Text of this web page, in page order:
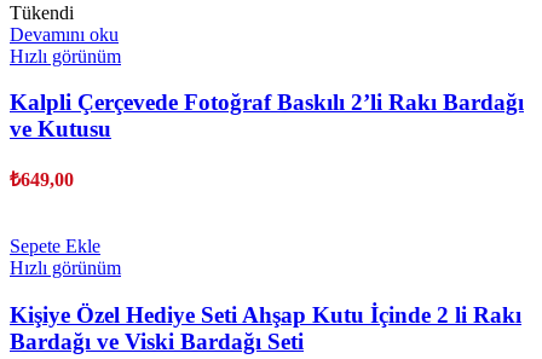
Tükendi
Devamını oku
Hızlı görünüm
Kalpli Çerçevede Fotoğraf Baskılı 2’li Rakı Bardağı
ve Kutusu
₺649,00
Sepete Ekle
Hızlı görünüm
Kişiye Özel Hediye Seti Ahşap Kutu İçinde 2 li Rakı
Bardağı ve Viski Bardağı Seti